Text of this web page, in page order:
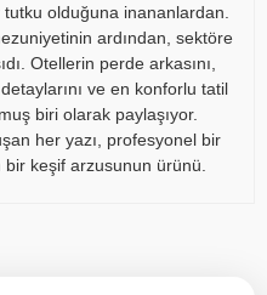
olduğuna inananlardan.
ardından, sektöre
Otellerin perde arkasını,
ve en konforlu tatil
biri olarak paylaşıyor.
her yazı, profesyonel bir
keşif arzusunun ürünü.